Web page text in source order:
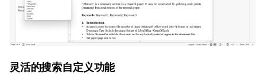
灵活的搜索自定义功能